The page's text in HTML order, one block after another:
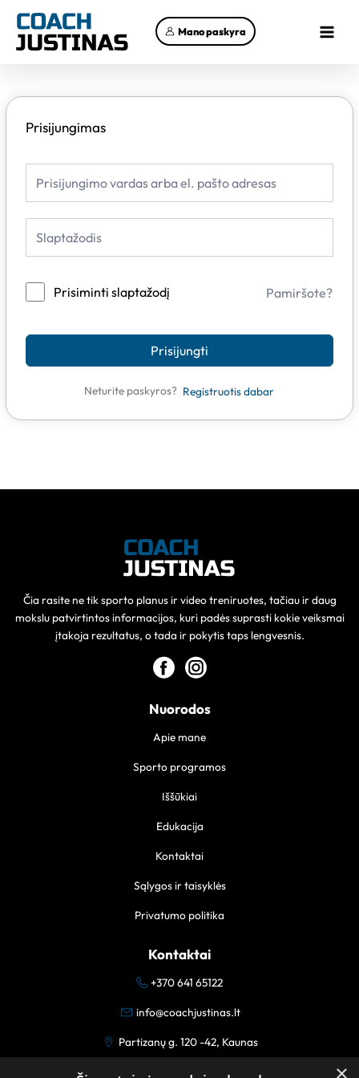
prie
turinio
Mano paskyra
Menu
Prisijungimas
Prisiminti slaptažodį Pamiršote?
Prisijungti
Neturite paskyros? Registruotis dabar
Čia rasite ne tik sporto planus ir video treniruotes, tačiau ir daug
mokslu patvirtintos informacijos, kuri padės suprasti kokie veiksmai
įtakoja rezultatus, o tada ir pokytis taps lengvesnis.
Nuorodos
Apie mane
Sporto programos
Iššūkiai
Edukacija
Kontaktai
Sąlygos ir taisyklės
Privatumo politika
Kontaktai
+370 641 65122
info@coachjustinas.lt
Partizanų g. 120 -42, Kaunas